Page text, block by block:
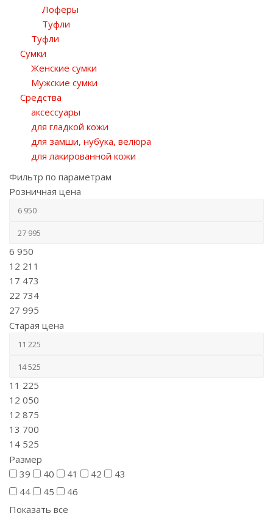
Лоферы
Туфли
Туфли
Сумки
Женские сумки
Мужские сумки
Средства
аксессуары
для гладкой кожи
для замши, нубука, велюра
для лакированной кожи
Фильтр по параметрам
Розничная цена
6 950
12 211
17 473
22 734
27 995
Старая цена
11 225
12 050
12 875
13 700
14 525
Размер
39
40 41 42
43
44
45
46
Показать все